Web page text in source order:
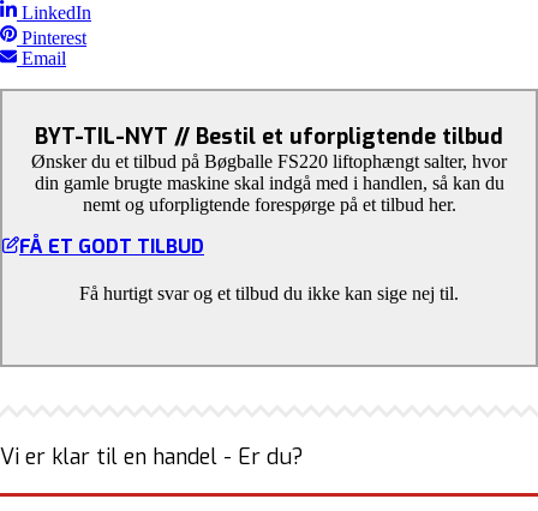
LinkedIn
Pinterest
Email
BYT-TIL-NYT // Bestil et uforpligtende tilbud
Ønsker du et tilbud på Bøgballe FS220 liftophængt salter, hvor
din gamle brugte maskine skal indgå med i handlen, så kan du
nemt og uforpligtende forespørge på et tilbud her.
FÅ ET GODT TILBUD
Få hurtigt svar og et tilbud du ikke kan sige nej til.
Vi er klar til en handel - Er du?